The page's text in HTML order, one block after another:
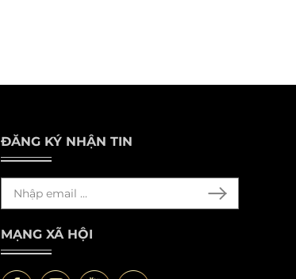
ĐĂNG KÝ NHẬN TIN
MẠNG XÃ HỘI